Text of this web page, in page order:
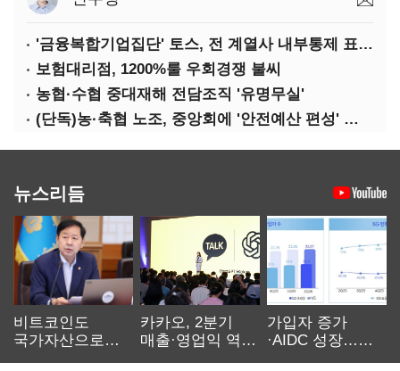
'금융복합기업집단' 토스, 전 계열사 내부통제 표준화
보험대리점, 1200%룰 우회경쟁 불씨
농협·수협 중대재해 전담조직 '유명무실'
(단독)농·축협 노조, 중앙회에 '안전예산 편성' 요구
뉴스리듬
비트코인도
국가자산으로…'
카카오, 2분기
매출·영업익 역대
가입자 증가
·AIDC 성장…